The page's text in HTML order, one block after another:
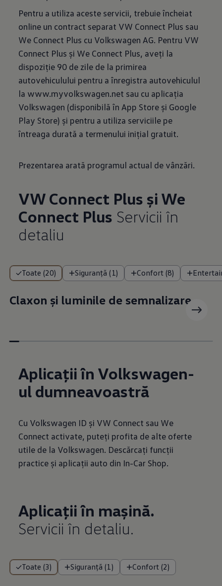
Pentru a utiliza aceste servicii, trebuie încheiat
online un contract separat VW Connect Plus sau
We Connect Plus cu Volkswagen AG. Pentru VW
Connect Plus și We Connect Plus, aveți la
dispoziție 90 de zile de la primirea
autovehiculului pentru a înregistra autovehiculul
la www.myvolkswagen.net sau cu aplicația
Volkswagen (disponibilă în App Store și Google
Play Store) și pentru a utiliza serviciile pe
întreaga durată a termenului inițial gratuit.
Prezentarea arată programul actual de vânzări.
VW Connect Plus și We
Connect Plus Servicii în
detaliu
Toate (20) Siguranță (1) Confort (8)
Claxon și luminile de semnalizare
Aplicații în Volkswagen-
ul dumneavoastră
Cu Volkswagen ID și VW Connect sau We
Connect activate, puteți profita de alte oferte
utile de la Volkswagen. Descărcați funcții
practice și aplicații auto din In-Car Shop.
Aplicații în mașină.
Servicii în detaliu.
Toate (3) Siguranță (1) Confort (2)